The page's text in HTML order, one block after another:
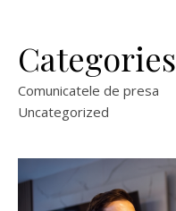
Categories
Comunicatele de presa
Uncategorized